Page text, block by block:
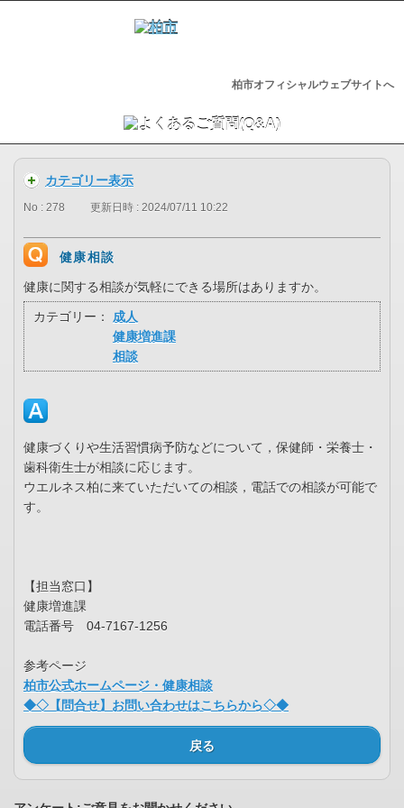
柏市オフィシャルウェブサイトへ
カテゴリー表示
No : 278 更新日時 : 2024/07/11 10:22
健康相談
健康に関する相談が気軽にできる場所はありますか。
カテゴリー：
成人
健康増進課
相談
健康づくりや生活習慣病予防などについて，保健師・栄養士・
歯科衛生士が相談に応じます。
ウエルネス柏に来ていただいての相談，電話での相談が可能で
す。
【担当窓口】
健康増進課
電話番号 04-7167-1256
参考ページ
柏市公式ホームページ・健康相談
◆◇【問合せ】お問い合わせはこちらから◇◆
戻る